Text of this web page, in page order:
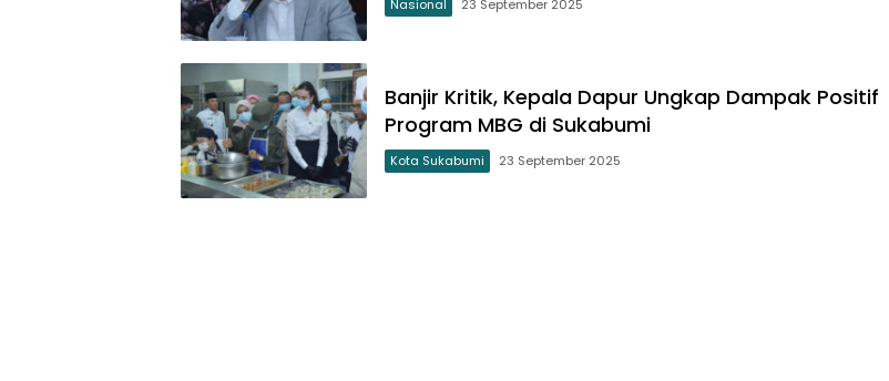
Nasional 23 September 2025
Banjir Kritik, Kepala Dapur Ungkap Dampak Positif
Program MBG di Sukabumi
Kota Sukabumi 23 September 2025